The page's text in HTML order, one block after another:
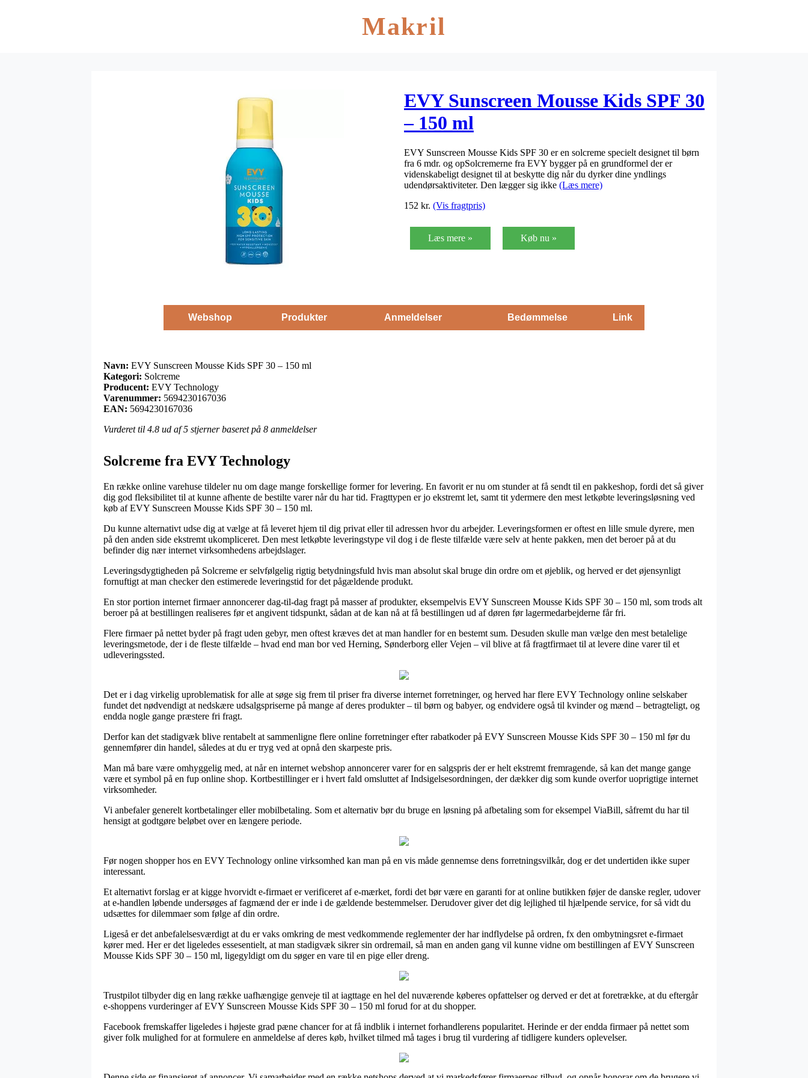
Makril
EVY Sunscreen Mousse Kids SPF 30
– 150 ml
EVY Sunscreen Mousse Kids SPF 30 er en solcreme specielt designet til børn
fra 6 mdr. og opSolcremerne fra EVY bygger på en grundformel der er
videnskabeligt designet til at beskytte dig når du dyrker dine yndlings
udendørsaktiviteter. Den lægger sig ikke (Læs mere)
152 kr. (Vis fragtpris)
Læs mere » Køb nu »
Webshop Produkter Anmeldelser Bedømmelse Link
Navn: EVY Sunscreen Mousse Kids SPF 30 – 150 ml
Kategori: Solcreme
Producent: EVY Technology
Varenummer: 5694230167036
EAN: 5694230167036
Vurderet til 4.8 ud af 5 stjerner baseret på 8 anmeldelser
Solcreme fra EVY Technology
En række online varehuse tildeler nu om dage mange forskellige former for levering. En favorit er nu om stunder at få sendt til en pakkeshop, fordi det så giver
dig god fleksibilitet til at kunne afhente de bestilte varer når du har tid. Fragttypen er jo ekstremt let, samt tit ydermere den mest letkøbte leveringsløsning ved
køb af EVY Sunscreen Mousse Kids SPF 30 – 150 ml.
Du kunne alternativt udse dig at vælge at få leveret hjem til dig privat eller til adressen hvor du arbejder. Leveringsformen er oftest en lille smule dyrere, men
på den anden side ekstremt ukompliceret. Den mest letkøbte leveringstype vil dog i de fleste tilfælde være selv at hente pakken, men det beroer på at du
befinder dig nær internet virksomhedens arbejdslager.
Leveringsdygtigheden på Solcreme er selvfølgelig rigtig betydningsfuld hvis man absolut skal bruge din ordre om et øjeblik, og herved er det øjensynligt
fornuftigt at man checker den estimerede leveringstid for det pågældende produkt.
En stor portion internet firmaer annoncerer dag-til-dag fragt på masser af produkter, eksempelvis EVY Sunscreen Mousse Kids SPF 30 – 150 ml, som trods alt
beroer på at bestillingen realiseres før et angivent tidspunkt, sådan at de kan nå at få bestillingen ud af døren før lagermedarbejderne får fri.
Flere firmaer på nettet byder på fragt uden gebyr, men oftest kræves det at man handler for en bestemt sum. Desuden skulle man vælge den mest betalelige
leveringsmetode, der i de fleste tilfælde – hvad end man bor ved Herning, Sønderborg eller Vejen – vil blive at få fragtfirmaet til at levere dine varer til et
udleveringssted.
Det er i dag virkelig uproblematisk for alle at søge sig frem til priser fra diverse internet forretninger, og herved har flere EVY Technology online selskaber
fundet det nødvendigt at nedskære udsalgspriserne på mange af deres produkter – til børn og babyer, og endvidere også til kvinder og mænd – betragteligt, og
endda nogle gange præstere fri fragt.
Derfor kan det stadigvæk blive rentabelt at sammenligne flere online forretninger efter rabatkoder på EVY Sunscreen Mousse Kids SPF 30 – 150 ml før du
gennemfører din handel, således at du er tryg ved at opnå den skarpeste pris.
Man må bare være omhyggelig med, at når en internet webshop annoncerer varer for en salgspris der er helt ekstremt fremragende, så kan det mange gange
være et symbol på en fup online shop. Kortbestillinger er i hvert fald omsluttet af Indsigelsesordningen, der dækker dig som kunde overfor uoprigtige internet
virksomheder.
Vi anbefaler generelt kortbetalinger eller mobilbetaling. Som et alternativ bør du bruge en løsning på afbetaling som for eksempel ViaBill, såfremt du har til
hensigt at godtgøre beløbet over en længere periode.
Før nogen shopper hos en EVY Technology online virksomhed kan man på en vis måde gennemse dens forretningsvilkår, dog er det undertiden ikke super
interessant.
Et alternativt forslag er at kigge hvorvidt e-firmaet er verificeret af e-mærket, fordi det bør være en garanti for at online butikken føjer de danske regler, udover
at e-handlen løbende undersøges af fagmænd der er inde i de gældende bestemmelser. Derudover giver det dig lejlighed til hjælpende service, for så vidt du
udsættes for dilemmaer som følge af din ordre.
Ligeså er det anbefalelsesværdigt at du er vaks omkring de mest vedkommende reglementer der har indflydelse på ordren, fx den ombytningsret e-firmaet
kører med. Her er det ligeledes essesentielt, at man stadigvæk sikrer sin ordremail, så man en anden gang vil kunne vidne om bestillingen af EVY Sunscreen
Mousse Kids SPF 30 – 150 ml, ligegyldigt om du søger en vare til en pige eller dreng.
Trustpilot tilbyder dig en lang række uafhængige genveje til at iagttage en hel del nuværende køberes opfattelser og derved er det at foretrække, at du eftergår
e-shoppens vurderinger af EVY Sunscreen Mousse Kids SPF 30 – 150 ml forud for at du shopper.
Facebook fremskaffer ligeledes i højeste grad pæne chancer for at få indblik i internet forhandlerens popularitet. Herinde er der endda firmaer på nettet som
giver folk mulighed for at formulere en anmeldelse af deres køb, hvilket tilmed må tages i brug til vurdering af tidligere kunders oplevelser.